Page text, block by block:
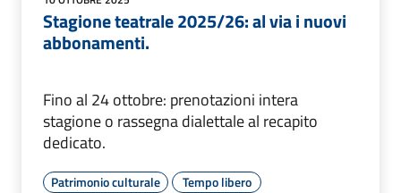
Stagione teatrale 2025/26: al via i nuovi
abbonamenti.
Fino al 24 ottobre: prenotazioni intera
stagione o rassegna dialettale al recapito
dedicato.
Patrimonio culturale Tempo libero